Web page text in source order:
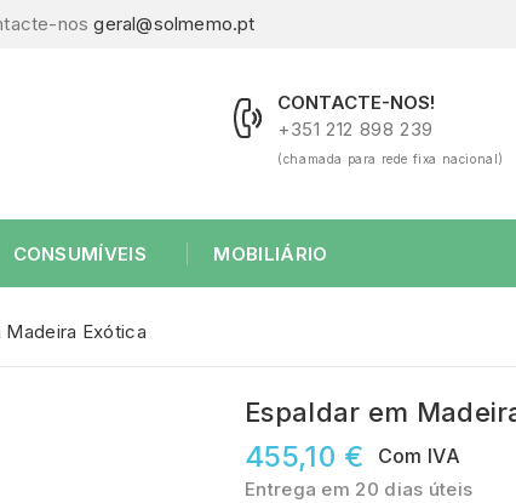
nosgeral@solmemo.pt
CONTACTE-NOS!
+351 212 898 239
(chamada para rede fixa nacional)
CONSUMÍVEIS MOBILIÁRIO
Madeira Exótica
Espaldar em
455,10 € Com IVA
Entrega em 20 dias úteis